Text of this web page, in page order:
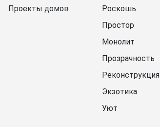
Проекты домов
Роскошь
Простор
Монолит
Прозрачность
Реконструкция
Экзотика
Уют